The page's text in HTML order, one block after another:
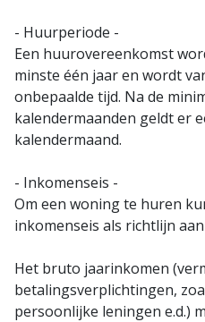
- Huurperiode -
Een huurovereenkomst
minste één jaar en wordt
onbepaalde tijd. Na de
kalendermaanden geldt er
kalendermaand.
- Inkomenseis -
Om een woning te huren
inkomenseis als richtlijn
Het bruto jaarinkomen
betalingsverplichtingen,
persoonlijke leningen e.d.)